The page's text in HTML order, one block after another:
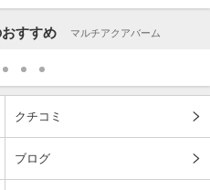
すすめ マルチアクアバーム
クチコミ
ブログ